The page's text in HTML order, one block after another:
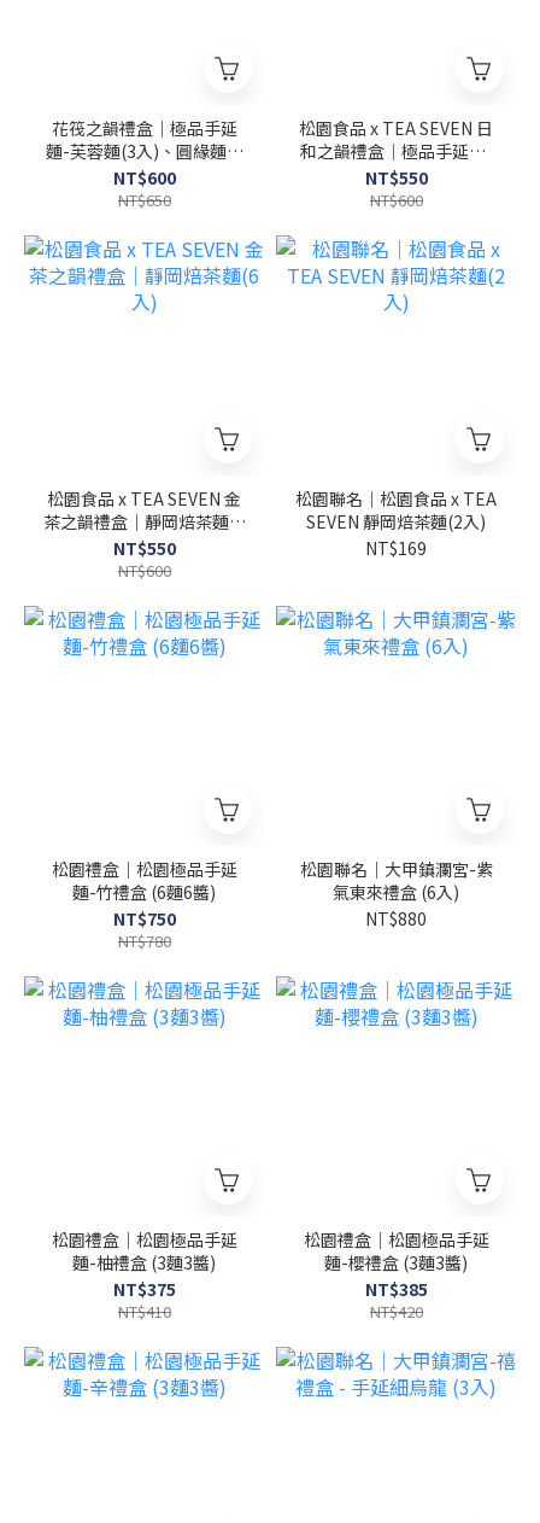
花筏之韻禮盒｜極品手延
麵-芙蓉麵(3入)、圓緣麵(3
入)
NT$600
NT$650
松園食品 x TEA SEVEN 日
和之韻禮盒｜極品手延麵-
芙蓉麵(3入)、靜岡焙茶麵
(3入)
NT$550
NT$600
松園食品 x TEA SEVEN 金
茶之韻禮盒｜靜岡焙茶麵(6
入)
NT$550
NT$600
松園聯名｜松園食品 x TEA
SEVEN 靜岡焙茶麵(2入)
NT$169
松園禮盒｜松園極品手延
麵-竹禮盒 (6麵6醬)
NT$750
NT$780
松園聯名｜大甲鎮瀾宮-紫
氣東來禮盒 (6入)
NT$880
松園禮盒｜松園極品手延
麵-柚禮盒 (3麵3醬)
NT$375
NT$410
松園禮盒｜松園極品手延
麵-櫻禮盒 (3麵3醬)
NT$385
NT$420